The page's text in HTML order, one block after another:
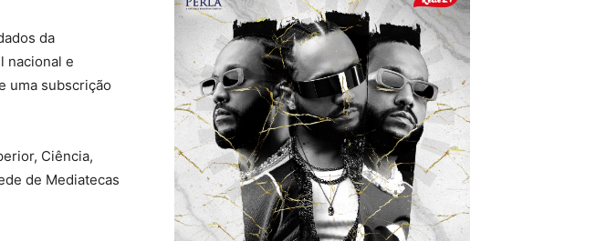
da
nacional e
uma subscrição
Ciência,
de Mediatecas